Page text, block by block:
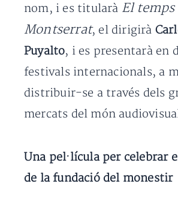
nom, i es titularà El temps
Montserrat, el dirigirà
Puyalto, i es presentarà en
festivals internacionals, a
distribuir-se a través dels
mercats del món
Una pel·lícula per celebrar
de la fundació del monestir